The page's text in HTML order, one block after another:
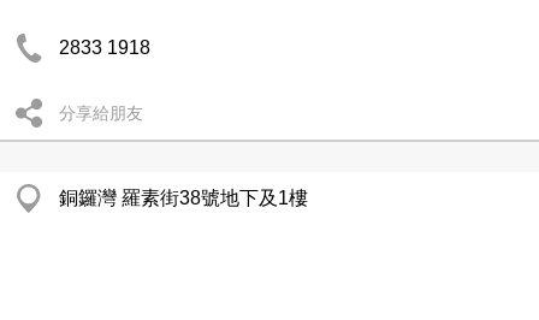
2833 1918
分享給朋友
銅鑼灣 羅素街38號地下及1樓